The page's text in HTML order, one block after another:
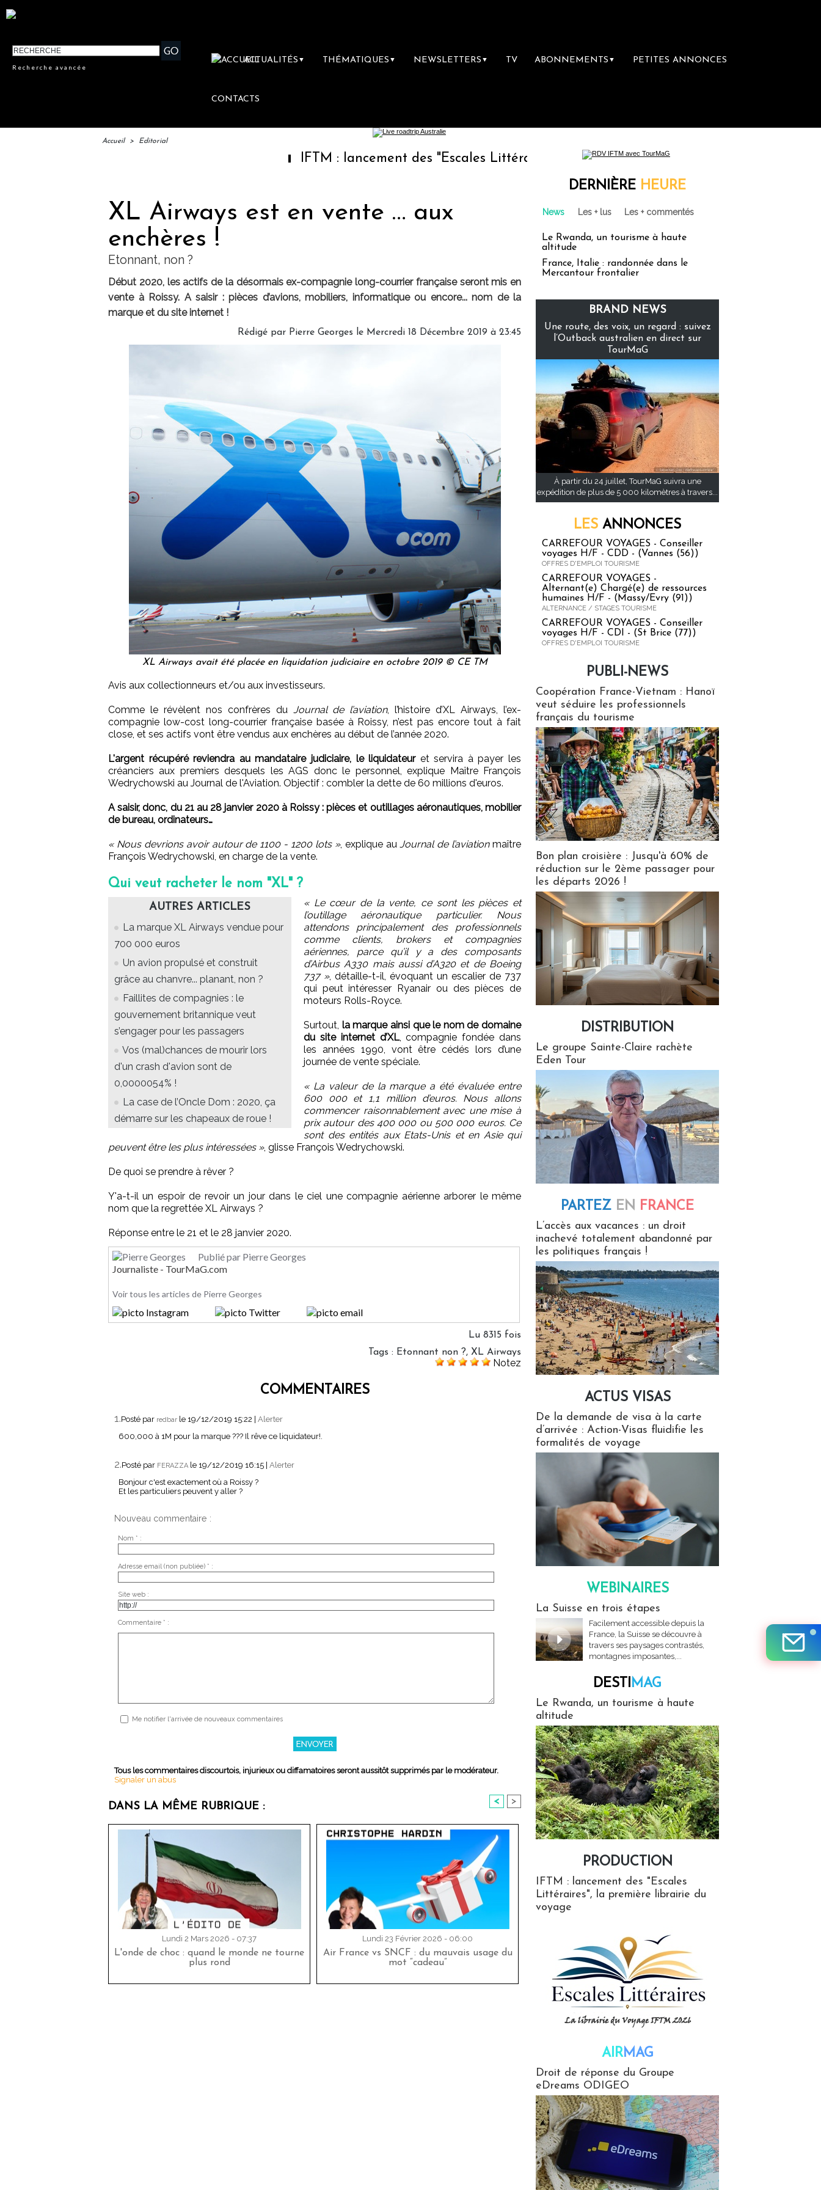
Recherche avancée
ACTUALITÉS ▼ THÉMATIQUES ▼ NEWSLETTERS ▼ TV ABONNEMENTS ▼ PETITES ANNONCES
CONTACTS
Accueil > Editorial
IFTM : lancement des "Escales Littéraires", la première librairie du voyage
XL Airways est en vente … aux
enchères !
Etonnant, non ?
Début 2020, les actifs de la désormais ex-compagnie long-courrier française seront mis en
vente à Roissy. A saisir : pièces d’avions, mobiliers, informatique ou encore... nom de la
marque et du site internet !
Rédigé par Pierre Georges le Mercredi 18 Décembre 2019 à 23:45
XL Airways avait été placée en liquidation judiciaire en octobre 2019 © CE TM
Avis aux collectionneurs et/ou aux investisseurs.
Comme le révèlent nos confrères du Journal de l’aviation, l’histoire d’XL Airways, l’ex-
compagnie low-cost long-courrier française basée à Roissy, n’est pas encore tout à fait
close, et ses actifs vont être vendus aux enchères au début de l’année 2020.
L'argent récupéré reviendra au mandataire judiciaire, le liquidateur et servira à payer les
créanciers aux premiers desquels les AGS donc le personnel, explique Maître François
Wedrychowski au Journal de l'Aviation. Objectif : combler la dette de 60 millions d'euros.
A saisir, donc, du 21 au 28 janvier 2020 à Roissy : pièces et outillages aéronautiques, mobilier
de bureau, ordinateurs…
« Nous devrions avoir autour de 1100 - 1200 lots », explique auJournal de l’aviationmaître
François Wedrychowski, en charge de la vente.
Qui veut racheter le nom "XL" ?
AUTRES ARTICLES
La marque XL Airways vendue pour
700 000 euros
Un avion propulsé et construit
grâce au chanvre... planant, non ?
Faillites de compagnies : le
gouvernement britannique veut
s’engager pour les passagers
Vos (mal)chances de mourir lors
d'un crash d'avion sont de
0,0000054% !
La case de l’Oncle Dom : 2020, ça
démarre sur les chapeaux de roue !
« Le cœur de la vente, ce sont les pièces et
l’outillage aéronautique particulier. Nous
attendons principalement des professionnels
comme clients, brokers et compagnies
aériennes, parce qu’il y a des composants
d’Airbus A330 mais aussi d’A320 et de Boeing
737 », détaille-t-il, évoquant un escalier de 737
qui peut intéresser Ryanair ou des pièces de
moteurs Rolls-Royce.
Surtout, la marque ainsi que le nom de domaine
du site internet d’XL, compagnie fondée dans
les années 1990, vont être cédés lors d’une
journée de vente spéciale.
« La valeur de la marque a été évaluée entre
600 000 et 1,1 million d’euros. Nous allons
commencer raisonnablement avec une mise à
prix autour des 400 000 ou 500 000 euros. Ce
sont des entités aux Etats-Unis et en Asie qui
peuvent être les plus intéressées », glisse François Wedrychowski.
De quoi se prendre à rêver ?
Y'a-t-il un espoir de revoir un jour dans le ciel une compagnie aérienne arborer le même
nom que la regrettée XL Airways ?
Réponse entre le 21 et le 28 janvier 2020.
Publié par Pierre Georges
Journaliste - TourMaG.com
Voir tous les articles de Pierre Georges
Lu 8315 fois
Tags : Etonnant non ?, XL Airways
Notez
COMMENTAIRES
1.Posté par redbar le 19/12/2019 15:22
Alerter
600,000 à 1M pour la marque ??? Il rêve ce liquidateur!.
2.Posté par FERAZZA le 19/12/2019 16:15 Alerter
Bonjour c'est exactement où a Roissy ?
Et les particuliers peuvent y aller ?
Nouveau commentaire :
Nom * :
Adresse email (non publiée) * :
Site web :
Commentaire * :
Me notifier l'arrivée de nouveaux commentaires
Tous les commentaires discourtois, injurieux ou diffamatoires seront aussitôt supprimés par le modérateur.
Signaler un abus
DANS LA MÊME RUBRIQUE : < >
Lundi 2 Mars 2026 - 07:37
L'onde de choc : quand le monde ne tourne
plus rond
Lundi 23 Février 2026 - 06:00
Air France vs SNCF : du mauvais usage du
mot “cadeau”
DERNIÈRE HEURE
News Les + lus Les + commentés
Le Rwanda, un tourisme à haute
altitude
France, Italie : randonnée dans le
Mercantour frontalier
BRAND NEWS
Une route, des voix, un regard : suivez
l’Outback australien en direct sur
TourMaG
À partir du 24 juillet, TourMaG suivra une
expédition de plus de 5 000 kilomètres à travers...
LES ANNONCES
CARREFOUR VOYAGES - Conseiller
voyages H/F - CDD - (Vannes (56))
OFFRES D'EMPLOI TOURISME
CARREFOUR VOYAGES -
Alternant(e) Chargé(e) de ressources
humaines H/F - (Massy/Evry (91))
ALTERNANCE / STAGES TOURISME
CARREFOUR VOYAGES - Conseiller
voyages H/F - CDI - (St Brice (77))
OFFRES D'EMPLOI TOURISME
PUBLI-NEWS
Coopération France-Vietnam : Hanoï
veut séduire les professionnels
français du tourisme
Bon plan croisière : Jusqu'à 60% de
réduction sur le 2ème passager pour
les départs 2026 !
DISTRIBUTION
Le groupe Sainte-Claire rachète
Eden Tour
PARTEZ EN FRANCE
L’accès aux vacances : un droit
inachevé totalement abandonné par
les politiques français !
ACTUS VISAS
De la demande de visa à la carte
d’arrivée : Action-Visas fluidifie les
formalités de voyage
WEBINAIRES
La Suisse en trois étapes
Facilement accessible depuis la
France, la Suisse se découvre à
travers ses paysages contrastés,
montagnes imposantes,...
DESTIMAG
Le Rwanda, un tourisme à haute
altitude
PRODUCTION
IFTM : lancement des "Escales
Littéraires", la première librairie du
voyage
AIRMAG
Droit de réponse du Groupe
eDreams ODIGEO